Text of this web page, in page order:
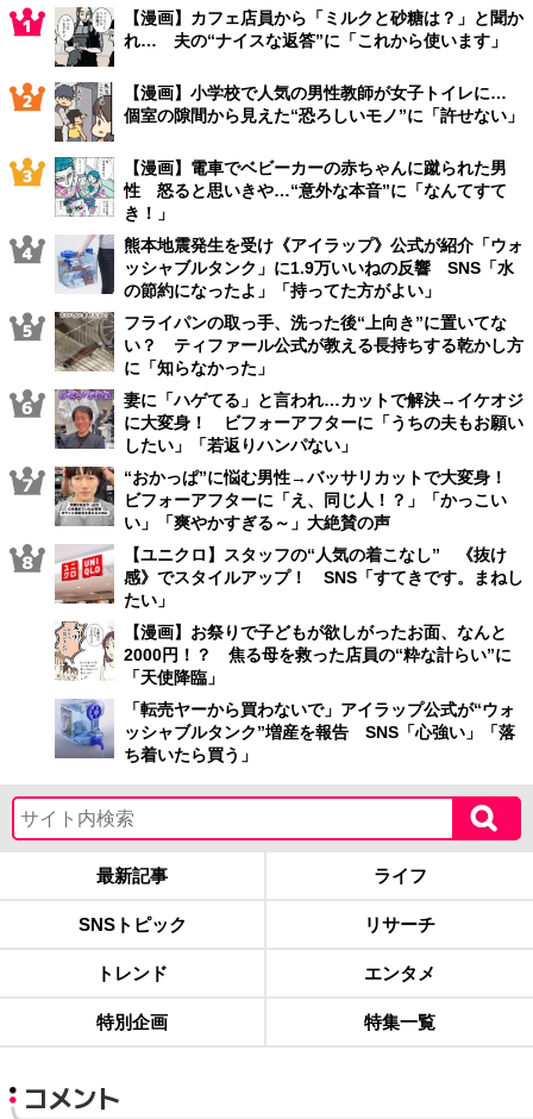
【漫画】カフェ店員から「ミルクと砂糖は？」と聞か
れ… 夫の“ナイスな返答”に「これから使います」
【漫画】小学校で人気の男性教師が女子トイレに…
個室の隙間から見えた“恐ろしいモノ”に「許せない」
【漫画】電車でベビーカーの赤ちゃんに蹴られた男
性 怒ると思いきや…“意外な本音”に「なんてすて
き！」
熊本地震発生を受け《アイラップ》公式が紹介「ウォ
ッシャブルタンク」に1.9万いいねの反響 SNS「水
の節約になったよ」「持ってた方がよい」
フライパンの取っ手、洗った後“上向き”に置いてな
い？ ティファール公式が教える長持ちする乾かし方
に「知らなかった」
妻に「ハゲてる」と言われ…カットで解決→イケオジ
に大変身！ ビフォーアフターに「うちの夫もお願い
したい」「若返りハンパない」
“おかっぱ”に悩む男性→バッサリカットで大変身！
ビフォーアフターに「え、同じ人！？」「かっこい
い」「爽やかすぎる～」大絶賛の声
【ユニクロ】スタッフの“人気の着こなし” 《抜け
感》でスタイルアップ！ SNS「すてきです。まねし
たい」
【漫画】お祭りで子どもが欲しがったお面、なんと
2000円！？ 焦る母を救った店員の“粋な計らい”に
「天使降臨」
「転売ヤーから買わないで」アイラップ公式が“ウォ
ッシャブルタンク”増産を報告 SNS「心強い」「落
ち着いたら買う」
最新記事 ライフ
SNSトピック リサーチ
トレンド エンタメ
特別企画 特集一覧
コメント